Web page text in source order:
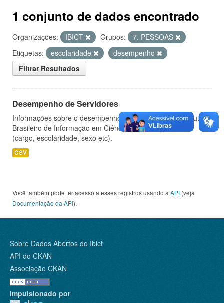
1 conjunto de dados encontrado
Organizações: IBICT Grupos:
7. PESSOAS
Etiquetas:
escolaridade
desempenho
Filtrar Resultados
Desempenho de Servidores
Informações sobre o desempenho de servidores do Instituto
Brasileiro de Informação em Ciência e Tecnologia - IBICT
(cargo, escolaridade, sexo etc).
CSV
Você também pode ter acesso a esses registros usando a API (veja
Documentação da API).
Sobre Dados Abertos do Ibict
API do CKAN
Associação CKAN
Impulsionado por